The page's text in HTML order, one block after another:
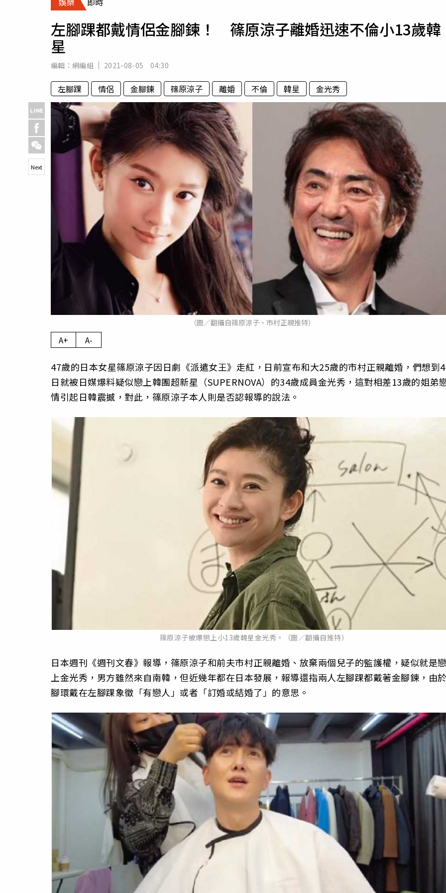
專欄
運勢
左腳踝都戴情侶金腳鍊！ 篠原涼子離婚迅速不倫小13歲韓
星
編輯： 網編組 2021-08-05 04:30
左腳踝 情侶 金腳鍊 篠原涼子 離婚 不倫 韓星 金光秀
（圖／翻攝自篠原涼子、市村正親推特）
Next
A+ A-
47歲的日本女星篠原涼子因日劇《派遣女王》走紅，日前宣布和大25歲的市村正親離婚，們想到4
日就被日媒爆料疑似戀上韓團超新星（SUPERNOVA）的34歲成員金光秀，這對相差13歲的姐弟
情引起日韓震撼，對此，篠原涼子本人則是否認報導的說法。
篠原涼子被爆戀上小13歲韓星金光秀。（圖／翻攝自推特）
日本週刊《週刊文春》報導，篠原涼子和前夫市村正親離婚、放棄兩個兒子的監護權，疑似就是
上金光秀，男方雖然來自南韓，但近幾年都在日本發展，報導還指兩人左腳踝都戴著金腳鍊，由
腳環戴在左腳踝象徵「有戀人」或者「訂婚或結婚了」的意思。